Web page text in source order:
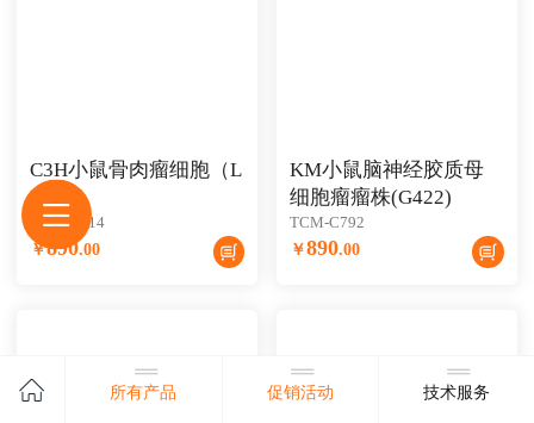
C3H小鼠骨肉瘤细胞（L
M8）
TCM-C814
￥890.00
KM小鼠脑神经胶质母
细胞瘤瘤株(G422)
TCM-C792
￥890.00
所有产品 促销活动 技术服务